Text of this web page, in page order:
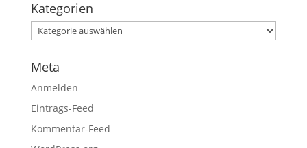
Kategorien
Meta
Anmelden
Eintrags-Feed
Kommentar-Feed